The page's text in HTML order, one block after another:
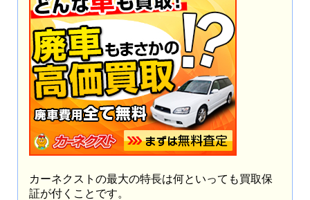
カーネクストの最大の特長は何といっても買取保
証が付くことです。